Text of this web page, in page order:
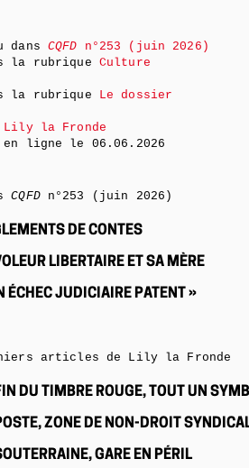
dans CQFD n°253 (juin 2026)
la rubrique Culture
la rubrique Le dossier
Lily la Fronde
en ligne le 06.06.2026
CQFDn°253 (juin 2026)
DE CONTES
LIBERTAIRE ET SA MÈRE
ÉCHEC JUDICIAIRE PATENT »
articles de Lily la Fronde
DU TIMBRE ROUGE, TOUT UN
ZONE DE NON-DROIT
GARE EN PÉRIL